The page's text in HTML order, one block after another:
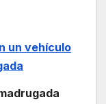
un vehículo